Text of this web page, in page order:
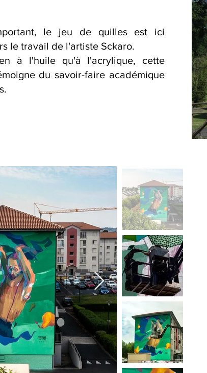
le jeu de quilles est ici
le travail de l'artiste Sckaro.
à l'huile qu'à l'acrylique, cette
du savoir-faire académique